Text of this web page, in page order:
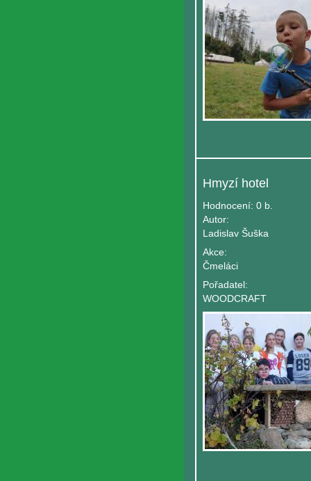
Hmyzí hotel
Hodnocení: 0 b.
Autor:
Ladislav Šuška
Akce:
Čmeláci
Pořadatel:
WOODCRAFT